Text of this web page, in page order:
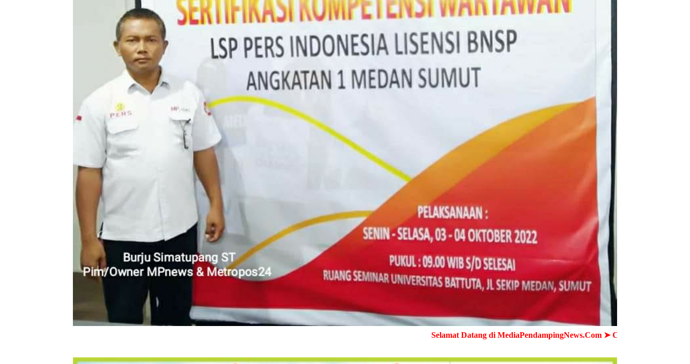
Selamat Datang di MediaPendampingNews.Com ➤ Cepat - Akurat - Terpercaya ➤